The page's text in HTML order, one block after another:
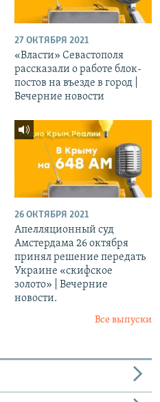
27 ОКТЯБРЯ 2021
«Власти» Севастополя
рассказали о работе блок-
постов на въезде в город |
Вечерние новости
26 ОКТЯБРЯ 2021
Апелляционный суд
Амстердама 26 октября
принял решение передать
Украине «скифское
золото» | Вечерние
новости.
Все выпуски